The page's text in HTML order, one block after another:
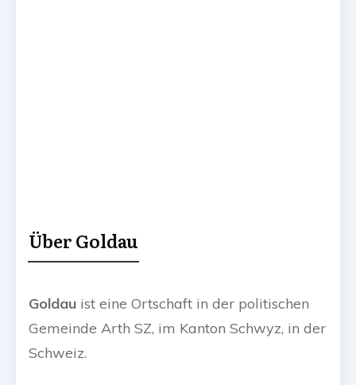
Über Goldau
Goldau ist eine Ortschaft in der politischen
Gemeinde Arth SZ, im Kanton Schwyz, in der
Schweiz.